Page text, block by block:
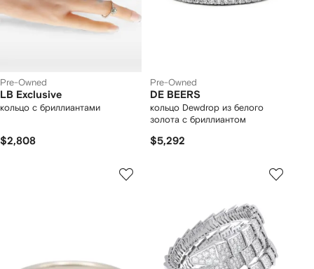
Pre-Owned
LB Exclusive
кольцо с бриллиантами
$2,808
Pre-Owned
DE BEERS
кольцо Dewdrop из белого
золота с бриллиантом
$5,292